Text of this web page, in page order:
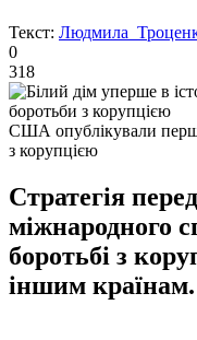
Текст: Людмила
0
318
США опублікували першу
з корупцією
Стратегія
міжнародного
боротьбі з
іншим країнам.